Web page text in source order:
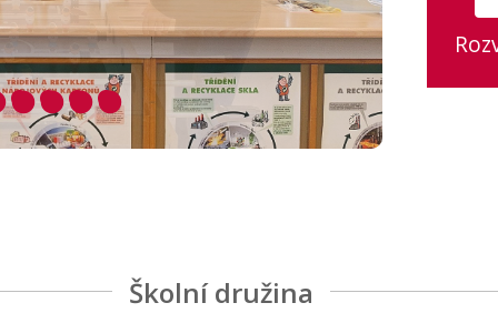
Školní družina